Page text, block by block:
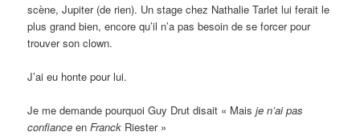
scène, Jupiter (de rien). Un stage chez Nathalie Tarlet lui ferait le
plus grand bien, encore qu’il n’a pas besoin de se forcer pour
trouver son clown.
J’ai eu honte pour lui.
Je me demande pourquoi Guy Drut disait « Maisje n’ai pas
confiance enFranck Riester »